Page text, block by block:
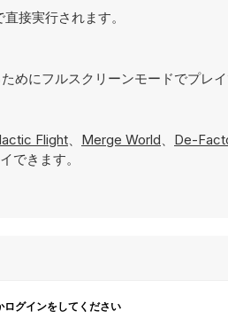
接実行されます。
にフルスクリーンモードでプレイ
Flight、 Merge World、 De-
できます。
グインをしてください